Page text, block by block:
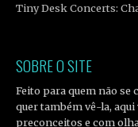
Tiny Desk Concerts:
SOBRE O SITE
Feito para quem não se
quer também vê-la,
preconceitos e com